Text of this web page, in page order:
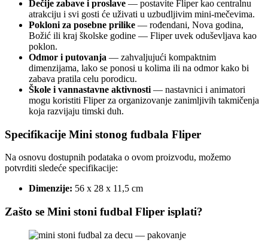
Dečije zabave i proslave — postavite Fliper kao centralnu
atrakciju i svi gosti će uživati u uzbudljivim mini-mečevima.
Pokloni za posebne prilike — rođendani, Nova godina,
Božić ili kraj školske godine — Fliper uvek oduševljava kao
poklon.
Odmor i putovanja — zahvaljujući kompaktnim
dimenzijama, lako se ponosi u kolima ili na odmor kako bi
zabava pratila celu porodicu.
Škole i vannastavne aktivnosti — nastavnici i animatori
mogu koristiti Fliper za organizovanje zanimljivih takmičenja
koja razvijaju timski duh.
Specifikacije Mini stonog fudbala Fliper
Na osnovu dostupnih podataka o ovom proizvodu, možemo
potvrditi sledeće specifikacije:
Dimenzije: 56 x 28 x 11,5 cm
Zašto se Mini stoni fudbal Fliper isplati?